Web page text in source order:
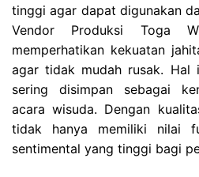
tinggi agar dapat digunakan
Vendor Produksi Toga
memperhatikan kekuatan
agar tidak mudah rusak. Hal
sering disimpan sebagai
acara wisuda. Dengan
tidak hanya memiliki nilai
sentimental yang tinggi bagi